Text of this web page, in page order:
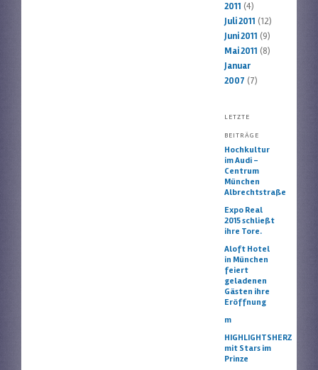
2011 (4)
Juli 2011 (12)
Juni 2011 (9)
Mai 2011 (8)
Januar
2007 (7)
LETZTE
BEITRÄGE
Hochkultur
im Audi –
Centrum
München
Albrechtstraße
Expo Real
2015 schließt
ihre Tore.
Aloft Hotel
in München
feiert
geladenen
Gästen ihre
Eröffnung
m
HIGHLIGHTSHERZ
mit Stars im
Prinze